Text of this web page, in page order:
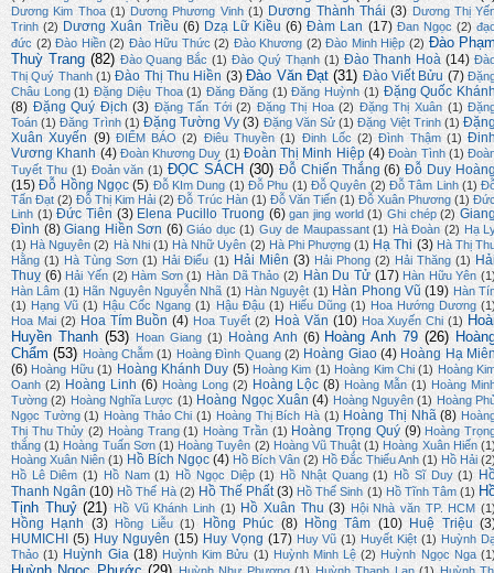
Dương Kim Thoa (1) Dương Phương Vinh (1) Dương Thành Thái (3) Dương Thị
Trinh (2) Dương Xuân Triều (6) Dzạ Lữ Kiều (6) Đàm Lan (17) Đan Ngọc (2)
đức (2) Đào Hiền (2) Đào Hữu Thức (2) Đào Khương (2) Đào Minh Hiệp (2) Đào
Thuỳ Trang (82) Đào Quang Bắc (1) Đào Quý Thạnh (1) Đào Thanh Hoà (14)
Thị Quý Thanh (1) Đào Thị Thu Hiền (3) Đào Văn Đạt (31) Đào Viết Bửu (7)
Châu Long (1) Đặng Diệu Thoa (1) Đăng Đăng (1) Đăng Huỳnh (1) Đặng Quốc
(8) Đặng Quý Địch (3) Đặng Tấn Tới (2) Đặng Thị Hoa (2) Đặng Thị Xuân (1)
Toán (1) Đăng Trình (1) Đặng Tường Vy (3) Đặng Văn Sử (1) Đặng Việt Trinh (1)
Xuân Xuyến (9) ĐIỂM BÁO (2) Điêu Thuyền (1) Đinh Lốc (2) Đình Thậm (1)
Vương Khanh (4) Đoàn Khương Duy (1) Đoàn Thị Minh Hiệp (4) Đoàn Tình (1)
Tuyết Thu (1) Đoản văn (1) ĐỌC SÁCH (30) Đỗ Chiến Thắng (6) Đỗ Duy
(15) Đỗ Hồng Ngọc (5) Đỗ KIm Dung (1) Đỗ Phu (1) Đỗ Quyên (2) Đỗ Tâm Linh (1)
Tấn Đạt (2) Đỗ Thị Kim Hải (2) Đỗ Trúc Hàn (1) Đỗ Văn Tiến (1) Đỗ Xuân Phương (1)
Linh (1) Đức Tiên (3) Elena Pucillo Truong (6) gan jing world (1) Ghi chép (2)
Đình (8) Giang Hiền Sơn (6) Giáo dục (1) Guy de Maupassant (1) Hà Đoàn (2) Hạ
(1) Hà Nguyên (2) Hà Nhi (1) Hà Nhữ Uyên (2) Hà Phi Phượng (1) Hạ Thi (3) Hà Thị
Hằng (1) Hà Tùng Sơn (1) Hải Điểu (1) Hải Miên (3) Hải Phong (2) Hải Thăng (1)
Thuỵ (6) Hải Yến (2) Hàm Sơn (1) Hàn Dã Thảo (2) Hàn Du Tử (17) Hàn Hữu Yên
Hàn Lâm (1) Hãn Nguyên Nguyễn Nhã (1) Hàn Nguyệt (1) Hàn Phong Vũ (19) Hàn
(1) Hạng Vũ (1) Hậu Cốc Ngang (1) Hậu Đậu (1) Hiếu Dũng (1) Hoa Hướng Dương
Hoa Mai (2) Hoa Tím Buồn (4) Hoa Tuyết (2) Hoà Văn (10) Hoa Xuyến Chi (1)
Huyền Thanh (53) Hoan Giang (1) Hoàng Anh (6) Hoàng Anh 79 (26)
Chẩm (53) Hoàng Chẫm (1) Hoàng Đình Quang (2) Hoàng Giao (4) Hoàng Hạ
(6) Hoàng Hữu (1) Hoàng Khánh Duy (5) Hoàng Kim (1) Hoàng Kim Chi (1) Hoàng
Oanh (2) Hoàng Linh (6) Hoàng Long (2) Hoàng Lộc (8) Hoàng Mẫn (1) Hoàng
Tường (2) Hoàng Nghĩa Lược (1) Hoàng Ngọc Xuân (4) Hoàng Nguyên (1) Hoàng
Ngọc Tường (1) Hoàng Thảo Chi (1) Hoàng Thị Bích Hà (1) Hoàng Thị Nhã (8)
Thị Thu Thủy (2) Hoàng Trang (1) Hoàng Trần (1) Hoàng Trọng Quý (9) Hoàng
thắng (1) Hoàng Tuấn Sơn (1) Hoàng Tuyên (2) Hoàng Vũ Thuật (1) Hoàng Xuân Hiến
Hoàng Xuân Niên (1) Hồ Bích Ngọc (4) Hồ Bích Vân (2) Hồ Đắc Thiếu Anh (1) Hồ Hải
Hồ Lê Diêm (1) Hồ Nam (1) Hồ Ngọc Diệp (1) Hồ Nhật Quang (1) Hồ Sĩ Duy (1)
Thanh Ngân (10) Hồ Thế Hà (2) Hồ Thế Phất (3) Hồ Thế Sinh (1) Hồ Tĩnh Tâm (1)
Tịnh Thuỷ (21) Hồ Vũ Khánh Linh (1) Hồ Xuân Thu (3) Hội Nhà văn TP. HCM
Hồng Hạnh (3) Hồng Liễu (1) Hồng Phúc (8) Hồng Tâm (10) Huệ Triệu
HUMICHI
(5) Huy Nguyên (15) Huy Vọng (17) Huy Vũ (1) Huyết Kiệt (1) Huỳnh
Thảo (1) Huỳnh Gia (18) Huỳnh Kim Bửu (1) Huỳnh Minh Lệ (2) Huỳnh Ngọc Nga